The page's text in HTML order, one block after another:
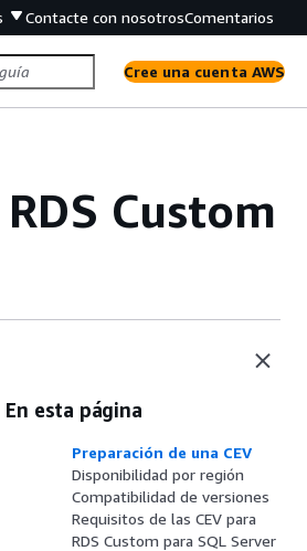
Contacte con nosotrosComentarios
Cree una cuenta AWS
Custom
En esta página
Preparación de una CEV
Disponibilidad por región
Compatibilidad de versiones
Requisitos de las CEV para
RDS Custom para SQL Server